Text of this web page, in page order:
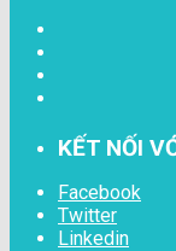
KẾT NỐI
Facebook
Twitter
Linkedin